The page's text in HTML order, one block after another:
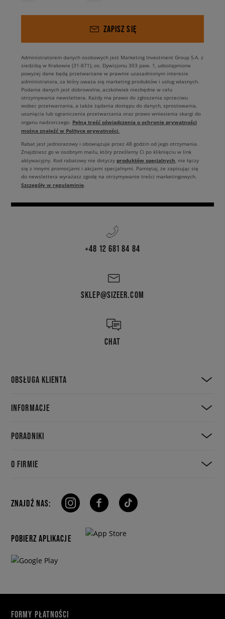
ZAPISZ SIĘ
Administratorem danych osobowych jest Marketing Investment Group S.A. z
siedzibą w Krakowie (31-871), os. Dywizjonu 303 paw. 1, udostępnione
powyżej dane będą przetwarzane w prawnie uzasadnionym interesie
administratora, za który uważa się marketing produktów i usług własnych.
Podanie danych jest dobrowolne, aczkolwiek niezbędne w celu
otrzymywania newslettera. Każdy ma prawo do zgłoszenia sprzeciwu
wobec przetwarzania, a także żądania dostępu do danych, sprostowania,
usunięcia lub ograniczenia przetwarzania oraz prawo wniesienia skargi do
organu nadzorczego. Pełną treść oświadczenia o ochronie prywatności
można znaleźć w Polityce prywatności.
Rabat jest jednorazowy i obowiązuje przez 48 godzin od jego otrzymania.
Znajdziesz go w osobnym mailu, który prześlemy Ci po kliknięciu w link
aktywacyjny. Kod rabatowy nie dotyczy produktów specjalnych, nie łączy
się z innymi promocjami i akcjami specjalnymi. Pamiętaj, że zapisując się
do newslettera wyrażasz zgodę na otrzymywanie treści marketingowych.
Szczegóły w regulaminie.
+48 12 681 84 84
SKLEP@SIZEER.COM
CHAT
OBSŁUGA KLIENTA
INFORMACJE
PORADNIKI
O FIRMIE
ZNAJDŹ NAS:
POBIERZ APLIKACJE
FORMY PŁATNOŚCI